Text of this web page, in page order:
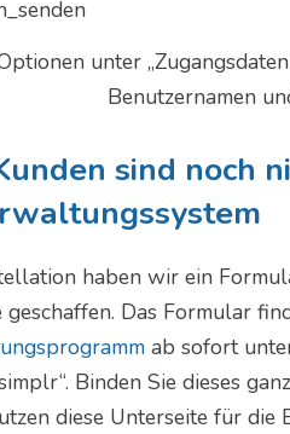
unter
Benutzernamen
sind noch
haben wir ein
geschaffen. Das Formular
ab sofort
Binden Sie dieses
diese Unterseite für